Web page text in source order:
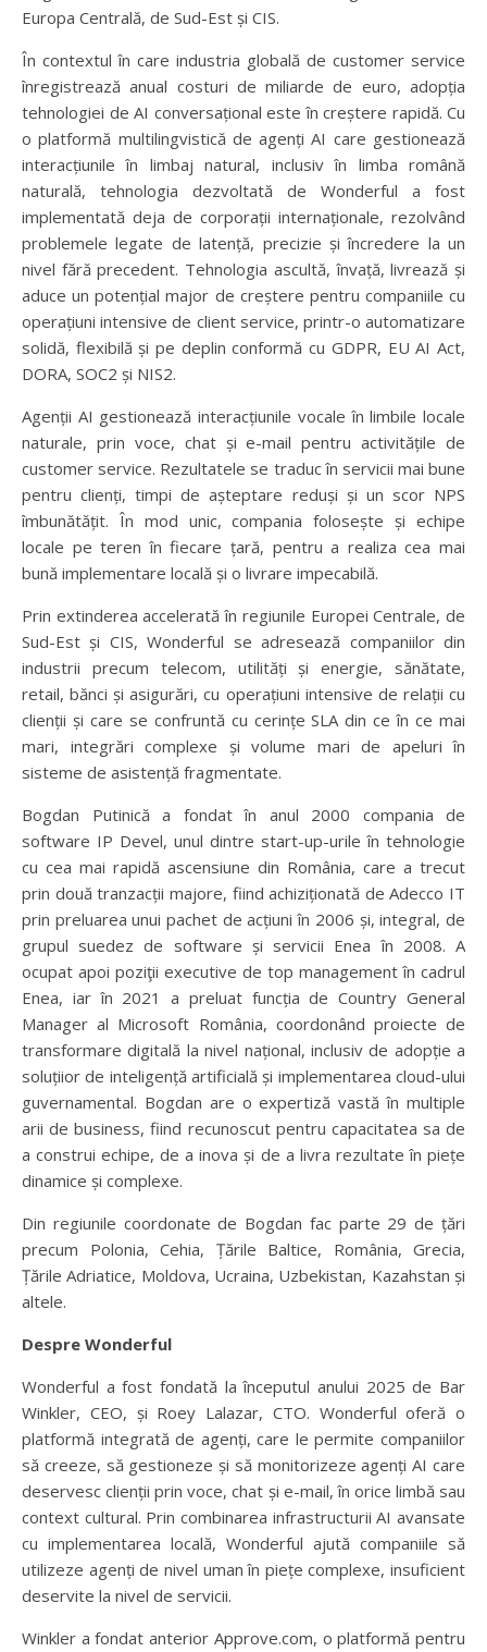
Europa Centrală, de Sud-Est și CIS.
În contextul în care industria globală de customer service
înregistrează anual costuri de miliarde de euro, adopția
tehnologiei de AI conversațional este în creștere rapidă. Cu
o platformă multilingvistică de agenți AI care gestionează
interacțiunile în limbaj natural, inclusiv în limba română
naturală, tehnologia dezvoltată de Wonderful a fost
implementată deja de corporații internaționale, rezolvând
problemele legate de latență, precizie și încredere la un
nivel fără precedent. Tehnologia ascultă, învață, livrează și
aduce un potențial major de creștere pentru companiile cu
operațiuni intensive de client service, printr-o automatizare
solidă, flexibilă și pe deplin conformă cu GDPR, EU AI Act,
DORA, SOC2 și NIS2.
Agenții AI gestionează interacțiunile vocale în limbile locale
naturale, prin voce, chat și e-mail pentru activitățile de
customer service. Rezultatele se traduc în servicii mai bune
pentru clienți, timpi de așteptare reduși și un scor NPS
îmbunătățit. În mod unic, compania folosește și echipe
locale pe teren în fiecare țară, pentru a realiza cea mai
bună implementare locală și o livrare impecabilă.
Prin extinderea accelerată în regiunile Europei Centrale, de
Sud-Est și CIS, Wonderful se adresează companiilor din
industrii precum telecom, utilități și energie, sănătate,
retail, bănci și asigurări, cu operațiuni intensive de relații cu
clienții și care se confruntă cu cerințe SLA din ce în ce mai
mari, integrări complexe și volume mari de apeluri în
sisteme de asistență fragmentate.
Bogdan Putinică a fondat în anul 2000 compania de
software IP Devel, unul dintre start-up-urile în tehnologie
cu cea mai rapidă ascensiune din România, care a trecut
prin două tranzacții majore, fiind achiziționată de Adecco IT
prin preluarea unui pachet de acțiuni în 2006 și, integral, de
grupul suedez de software și servicii Enea în 2008. A
ocupat apoi poziţii executive de top management în cadrul
Enea, iar în 2021 a preluat funcția de Country General
Manager al Microsoft România, coordonând proiecte de
transformare digitală la nivel național, inclusiv de adopție a
soluțiior de inteligență artificială și implementarea cloud-ului
guvernamental. Bogdan are o expertiză vastă în multiple
arii de business, fiind recunoscut pentru capacitatea sa de
a construi echipe, de a inova și de a livra rezultate în piețe
dinamice și complexe.
Din regiunile coordonate de Bogdan fac parte 29 de țări
precum Polonia, Cehia, Țările Baltice, România, Grecia,
Țările Adriatice, Moldova, Ucraina, Uzbekistan, Kazahstan și
altele.
Despre Wonderful
Wonderful a fost fondată la începutul anului 2025 de Bar
Winkler, CEO, și Roey Lalazar, CTO. Wonderful oferă o
platformă integrată de agenți, care le permite companiilor
să creeze, să gestioneze și să monitorizeze agenți AI care
deservesc clienții prin voce, chat și e-mail, în orice limbă sau
context cultural. Prin combinarea infrastructurii AI avansate
cu implementarea locală, Wonderful ajută companiile să
utilizeze agenți de nivel uman în piețe complexe, insuficient
deservite la nivel de servicii.
Winkler a fondat anterior Approve.com, o platformă pentru